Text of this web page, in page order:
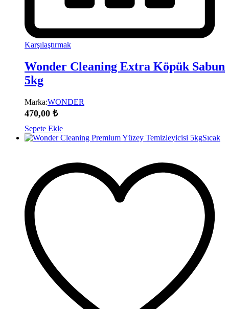
Karşılaştırmak
Wonder Cleaning Extra Köpük Sabun
5kg
Marka:WONDER
470,00 ₺
Sepete Ekle
Sıcak